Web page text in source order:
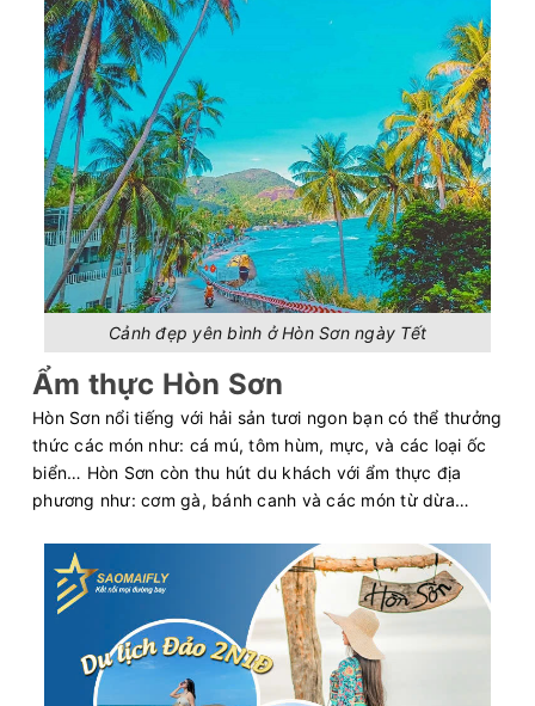
Cảnh đẹp yên bình ở Hòn Sơn ngày Tết
Ẩm thực Hòn Sơn
Hòn Sơn nổi tiếng với hải sản tươi ngon bạn có thể thưởng
thức các món như: cá mú, tôm hùm, mực, và các loại ốc
biển… Hòn Sơn còn thu hút du khách với ẩm thực địa
phương như: cơm gà, bánh canh và các món từ dừa…